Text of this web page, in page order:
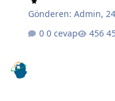
Gönderen:Admin,
0 cevap